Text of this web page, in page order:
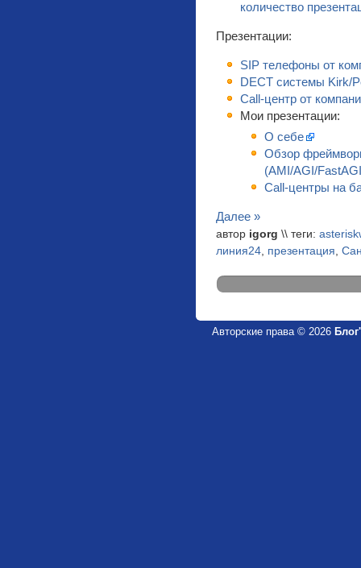
количество
Презентации:
SIP телефоны от
DECT системы Kirk/
Call-центр от
Мои презентации:
О себе
Обзор
(AMI/AGI/
Call-центры на
Далее »
автор igorg \\ теги:
линия24, презентация,
Авторские права © 2026